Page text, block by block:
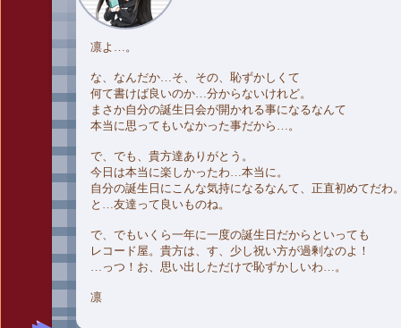
凛よ…。
な、なんだか…そ、その、恥ずかしくて
何て書けば良いのか…分からないけれど。
まさか自分の誕生日会が開かれる事になるなんて
本当に思ってもいなかった事だから…。
で、でも、貴方達ありがとう。
今日は本当に楽しかったわ…本当に。
自分の誕生日にこんな気持になるなんて、正直初めてだわ
と…友達って良いものね。
で、でもいくら一年に一度の誕生日だからといっても
レコード屋。貴方は、す、少し祝い方が過剰なのよ！
…っつ！お、思い出しただけで恥ずかしいわ…。
凛